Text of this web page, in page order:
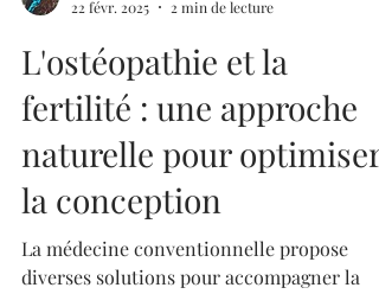
22 févr. 2025
2 min de lecture
L'ostéopathie et la
fertilité : une approche
naturelle pour optimiser
la conception